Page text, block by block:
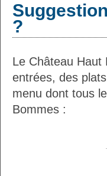
?
Le Château
entrées, des
menu dont tous
Bommes :